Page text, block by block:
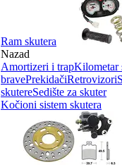
Ram skutera
Nazad
Amortizeri i trapKilometar
bravePrekidačiRetrovizori
skutereSedište za skuter
Kočioni sistem skutera